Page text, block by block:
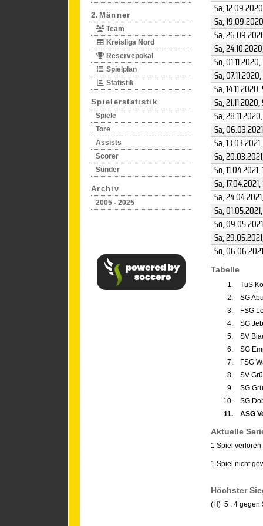
2.Männer
Team
Kreisliga Nord
Reservepokal
Spielplan
Statistik
Spielerstatistik
Spiele
Tore
Assists
Scorer
Sünder
Archiv
2005 - 2025
Sa, 12.09.2020
Sa, 19.09.2020
Sa,
Sa, 24.10.2020
So, 01.11.2020,
Sa, 07.11.2020
Sa, 14.11.2020,
Sa, 21.11.2020,
Sa, 28.11.2020
Sa, 06.03.2021
Sa, 13.03.2021,
Sa, 20.03.2021
So, 11.04.2021,
Sa, 17.04.2021,
Sa, 24.04.2021
Sa, 01.05.2021
So, 09.05.2021
Sa, 29.05.2021
So, 06.06.2021
Tabelle
1.
TuS
2.
SG
3.
FSG
4.
SG
5.
SV
6.
SG
7.
FSG
8.
SV
9.
SG
10.
SG
11.
ASG
Aktuelle
1 Spiel verloren
1 Spiel nicht
Höchster
(H) 5 : 4 gegen